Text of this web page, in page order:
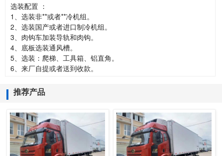
选装配置 ：
1、选装非**或者**冷机组。
2、选装国产或者进口制冷机组。
3、肉钩车加装导轨和肉钩。
4、底板选装通风槽。
5、选装：爬梯、工具箱、铝直角。
6、来厂自提或者送到收款。
推荐产品